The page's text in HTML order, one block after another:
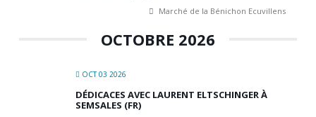
Marché de la Bénichon Ecuvillens
OCTOBRE 2026
OCT 03 2026
DÉDICACES AVEC LAURENT ELTSCHINGER À
SEMSALES (FR)